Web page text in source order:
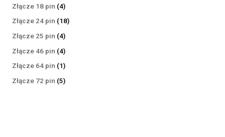
Złącze 18 pin 44
produkty
Złącze 24 pin 1818
Złącze 25 pin 44
produkty
Złącze 46 pin 44
produkty
Złącze 64 pin 11
produkt
Złącze 72 pin 55